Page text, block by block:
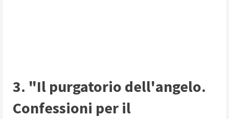
3. "Il purgatorio dell'angelo.
Confessioni per il